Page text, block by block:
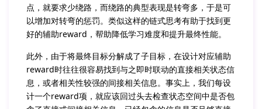
点，就要求少绕路，而绕路的典型表现是转弯多，于是可
以增加对转弯的惩罚。类似这样的链式思考有助于找到更
好的辅助reward，帮助降低学习难度和提升最终性能。
此外，由于将最终目标分解成了子目标，在设计对应辅助
reward时往往很容易找到与之即时联动的直接相关状态信
息，或者相关性较强的间接相关信息。事实上，我们每设
计一个reward项，就应该回过头去检查状态空间中是否包